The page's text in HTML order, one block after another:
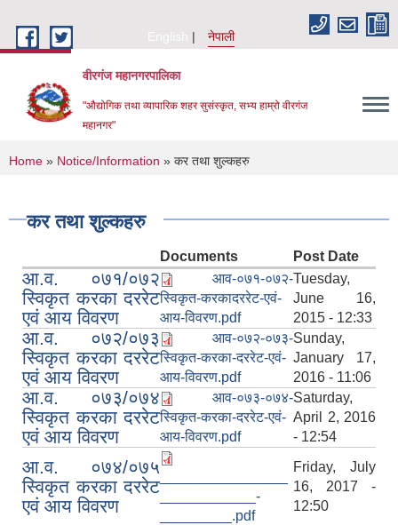
English
नेपाली
वीरगंज महानगरपालिका
"औद्योगिक तथा व्यापारिक शहर सुसंस्कृत, सभ्य हाम्रो वीरगंज
महानगर"
You are here
Home » Notice/Information » कर तथा शुल्कहरु
कर तथा शुल्कहरु
Documents Post Date
आ.व. ०७१/०७२
स्विकृत करका दररेट
एवं आय विवरण
आव-०७१-०७२-
स्विकृत-करकादररेट-एवं-
आय-विवरण.pdf
Tuesday,
June 16,
2015 - 12:33
आ.व. ०७२/०७३
स्विकृत करका दररेट
एवं आय विवरण
आव-०७२-०७३-
स्विकृत-करका-दररेट-एवं-
आय-विवरण.pdf
Sunday,
January 17,
2016 - 11:06
आ.व. ०७३/०७४
स्विकृत करका दररेट
एवं आय विवरण
आव-०७३-०७४-
स्विकृत-करका-दररेट-एवं-
आय-विवरण.pdf
Saturday,
April 2, 2016
- 12:54
आ.व. ०७४/०७५
स्विकृत करका दररेट
एवं आय विवरण
____________-
_________.pdf
Friday, July
16, 2017 -
12:50